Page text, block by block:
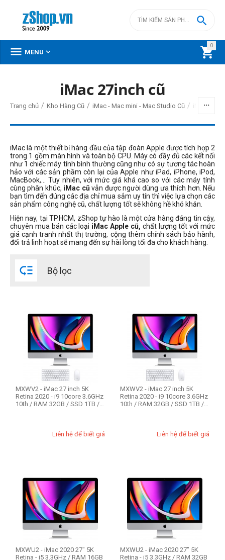
0


 MENU 
đ đ
0đ 25990000đ
Đời Mac (1)
2020
2017
2015
2014
Intel Core i7
Intel Core i9
RAM Mac
8GB
16GB
32GB
1TB
Màu
Silver
iMac 27inch cũ
Trang chủ / Kho Hàng Cũ / iMac - Mac mini - Mac Studio Cũ / iMac Intel
iMac là một thiết bị hàng đầu của tập đoàn Apple được tích hợp 2
trong 1 gồm màn hình và toàn bộ CPU. Máy có đầy đủ các kết nối
như 1 chiếc máy tính bình thường cũng như có sự tương tác hoàn
hảo với các sản phầm còn lại của Apple như iPad, iPhone, iPod,
MacBook,… Tuy nhiên, với mức giá khá cao so với các máy tính
cùng phân khúc, iMac cũvẫn được người dùng ưa thích hơn. Nếu
bạn tìm đến đúng các địa chỉ mua sắm uy tín thì việc lựa chọn các
sản phẩm công nghệ cũ, chất lượng tốt sẽ không hề khó khăn.
Hiện nay, tại TP.HCM, zShop tự hào là một cửa hàng đáng tin cậy,
chuyên mua bán các loại iMac Apple cũ, chất lượng tốt với mức
giá cạnh tranh nhất thị trường, cộng thêm chính sách bảo hành,
đổi trả linh hoạt sẽ mang đến sự hài lòng tối đa cho khách hàng.
 Bộ lọc
MXWV2 - iMac 27 inch 5K
Retina 2020 - i9 10core 3.6GHz
10th / RAM 32GB / SSD 1TB /
Liên hệ để biết giá
MXWV2 - iMac 27 inch 5K
Retina 2020 - i9 10core 3.6GHz
10th / RAM 32GB / SSD 1TB /
Liên hệ để biết giá
MXWU2 - iMac 2020 27" 5K
Retina - i5 3.3GHz / RAM 16GB
MXWU2 - iMac 2020 27" 5K
Retina - i5 3.3GHz / RAM 32GB